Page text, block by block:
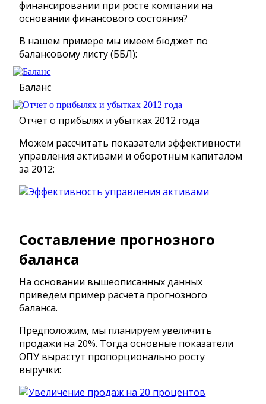
финансировании при росте компании на
основании финансового состояния?
В нашем примере мы имеем бюджет по
балансовому листу (ББЛ):
Баланс
Отчет о прибылях и убытках 2012 года
Можем рассчитать показатели эффективности
управления активами и оборотным капиталом
за 2012:
Составление прогнозного
баланса
На основании вышеописанных данных
приведем пример расчета прогнозного
баланса.
Предположим, мы планируем увеличить
продажи на 20%. Тогда основные показатели
ОПУ вырастут пропорционально росту
выручки: